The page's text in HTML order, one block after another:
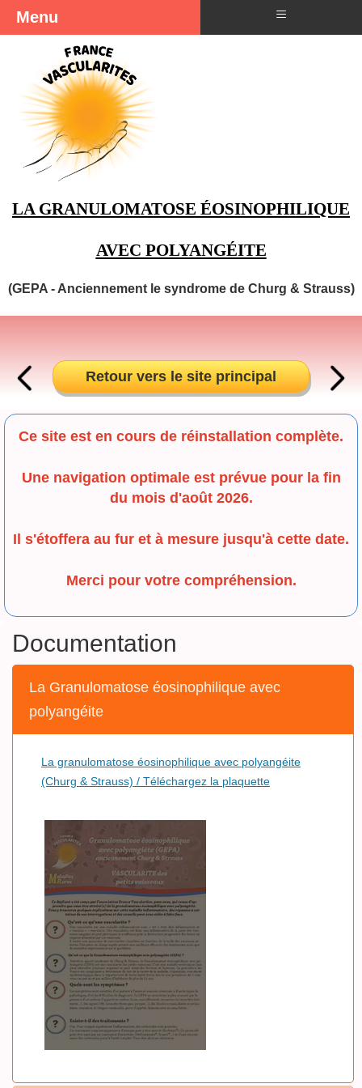
LA GRANULOMATOSE ÉOSINOPHILIQUE
AVEC POLYANGÉITE
(GEPA - Anciennement le syndrome de Churg & Strauss)
Retour vers le site principal
Ce site est en cours de réinstallation complète.
Une navigation optimale est prévue pour la fin
du mois d'août 2026.
Il s'étoffera au fur et à mesure jusqu'à cette date.
Merci pour votre compréhension.
Documentation
La Granulomatose éosinophilique avec
polyangéite
La granulomatose éosinophilique avec polyangéite
(Churg & Strauss) / Téléchargez la plaquette
Menu ≡